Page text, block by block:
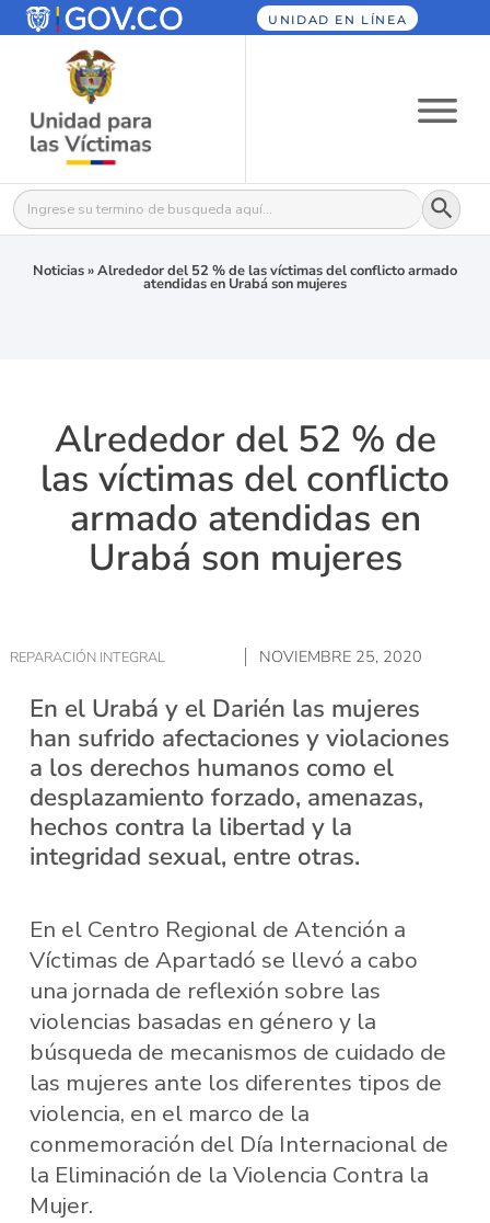
UNIDAD EN LÍNEA
Buscar: Botón
Noticias»Alrededor del 52 % de las víctimas del conflicto armado
atendidas en Urabá son mujeres
Alrededor del 52 % de
las víctimas del conflicto
armado atendidas en
Urabá son mujeres
REPARACIÓN INTEGRAL NOVIEMBRE 25, 2020
En el Urabá y el Darién las mujeres
han sufrido afectaciones y violaciones
a los derechos humanos como el
desplazamiento forzado, amenazas,
hechos contra la libertad y la
integridad sexual, entre otras.
En el Centro Regional de Atención a
Víctimas de Apartadó se llevó a cabo
una jornada de reflexión sobre las
violencias basadas en género y la
búsqueda de mecanismos de cuidado de
las mujeres ante los diferentes tipos de
violencia, en el marco de la
conmemoración del Día Internacional de
la Eliminación de la Violencia Contra la
Mujer.